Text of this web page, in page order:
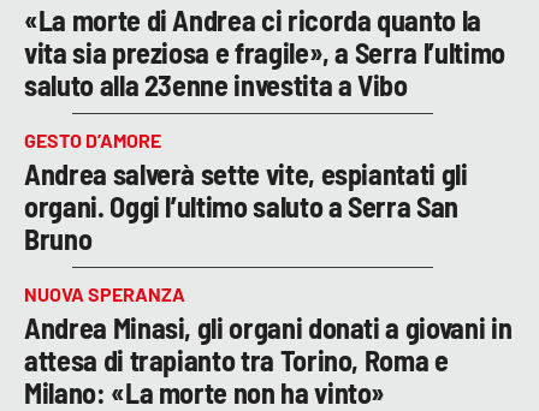
«La morte di Andrea ci ricorda quanto la
vita sia preziosa e fragile», a Serra l’ultimo
saluto alla 23enne investita a Vibo
GESTO D’AMORE
Andrea salverà sette vite, espiantati gli
organi. Oggi l’ultimo saluto a Serra San
Bruno
NUOVA SPERANZA
Andrea Minasi, gli organi donati a giovani in
attesa di trapianto tra Torino, Roma e
Milano: «La morte non ha vinto»